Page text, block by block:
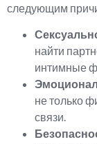
следующим
найти
интимные
не только
связи.